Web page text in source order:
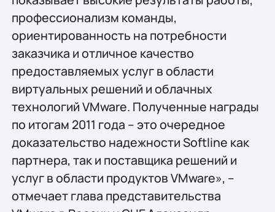
профессионализм команды,
ориентированность на потребности
заказчика и отличное качество
предоставляемых услуг в области
виртуальных решений и облачных
технологий VMware. Полученные награды
по итогам 2011 года – это очередное
доказательство надежности Softline как
партнера, так и поставщика решений и
услуг в области продуктов VMware», –
отмечает глава представительства